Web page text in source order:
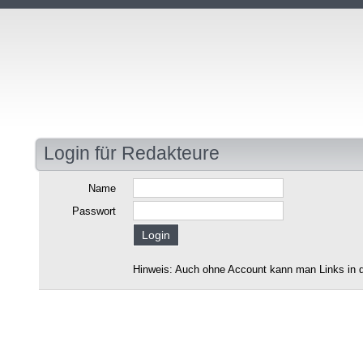
Login für Redakteure
Name
Passwort
Hinweis: Auch ohne Account kann man Links in